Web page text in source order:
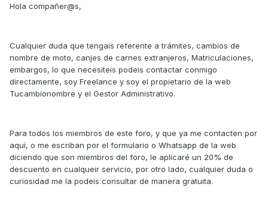
Hola compañer@s,
Cualquier duda que tengais referente a trámites, cambios de
nombre de moto, canjes de carnes extranjeros, Matriculaciones,
embargos, lo que necesiteis podeis contactar conmigo
directamente, soy Freelance y soy el propietario de la web
Tucambionombre y el Gestor Administrativo.
Para todos los miembros de este foro, y que ya me contacten por
aquí, o me escriban por el formulario o Whatsapp de la web
diciendo que son miembros del foro, le aplicaré un 20% de
descuento en cualqueir servicio, por otro lado, cualquier duda o
curiosidad me la podeis consultar de manera gratuita.